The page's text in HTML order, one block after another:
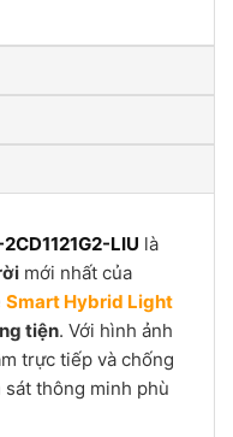
LIU là
mới nhất của
Smart Hybrid Light
tiện. Với hình ảnh
trực tiếp và chống
sát thông minh phù